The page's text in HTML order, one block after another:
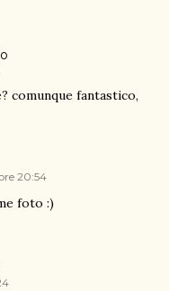
comunque fantastico,
20:54
foto :)